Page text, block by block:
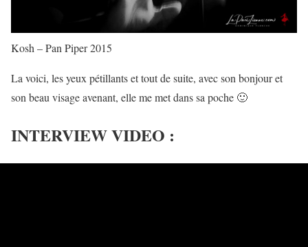
Kosh – Pan Piper 2015
La voici, les yeux pétillants et tout de suite, avec son bonjour et
son beau visage avenant, elle me met dans sa poche 🙂
INTERVIEW VIDEO :